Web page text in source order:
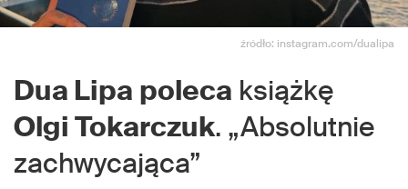
źródło: instagram.com/dualipa
Dua Lipa poleca książkę
Olgi Tokarczuk. „Absolutnie
zachwycająca”